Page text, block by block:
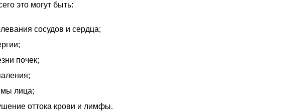
это могут быть:
сосудов и сердца;
почек;
лица;
оттока крови и лимфы.